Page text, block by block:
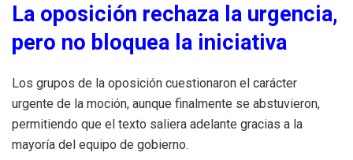
La oposición rechaza la urgencia,
pero no bloquea la iniciativa
Los grupos de la oposición cuestionaron el carácter
urgente de la moción, aunque finalmente se abstuvieron,
permitiendo que el texto saliera adelante gracias a la
mayoría del equipo de gobierno.